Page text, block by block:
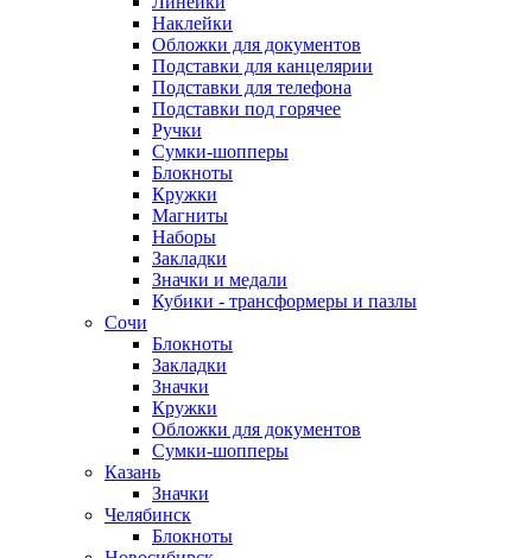
Наклейки
Обложки для документов
Подставки для канцелярии
Подставки для телефона
Подставки под горячее
Ручки
Сумки-шопперы
Блокноты
Кружки
Магниты
Наборы
Закладки
Значки и медали
Кубики - трансформеры и пазлы
Сочи
Блокноты
Закладки
Значки
Кружки
Обложки для документов
Сумки-шопперы
Казань
Значки
Челябинск
Блокноты